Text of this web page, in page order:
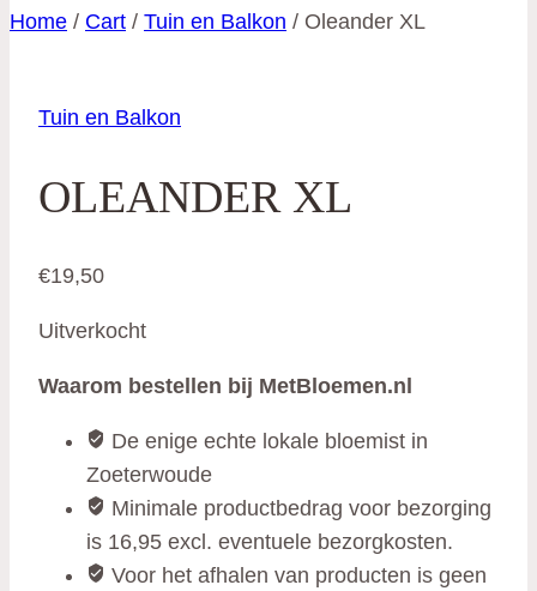
Home / Cart / Tuin en Balkon / Oleander XL
Tuin en Balkon
OLEANDER XL
€19,50
Uitverkocht
Waarom bestellen bij MetBloemen.nl
De enige echte lokale bloemist in
Zoeterwoude
Minimale productbedrag voor bezorging
is 16,95 excl. eventuele bezorgkosten.
Voor het afhalen van producten is geen